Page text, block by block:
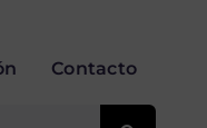
Contacto